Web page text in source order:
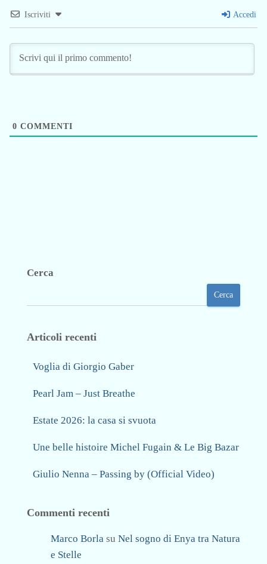
Iscriviti Accedi
0 COMMENTI
Cerca
Cerca
Articoli recenti
Voglia di Giorgio Gaber
Pearl Jam – Just Breathe
Estate 2026: la casa si svuota
Une belle histoire Michel Fugain & Le Big Bazar
Giulio Nenna – Passing by (Official Video)
Commenti recenti
Marco Borla su Nel sogno di Enya tra Natura
e Stelle